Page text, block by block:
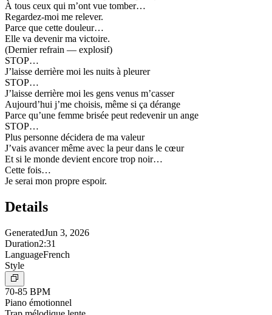
À tous ceux qui m’ont vue tomber…
Regardez-moi me relever.
Parce que cette douleur…
Elle va devenir ma victoire.
(Dernier refrain — explosif)
STOP…
J’laisse derrière moi les nuits à pleurer
STOP…
J’laisse derrière moi les gens venus m’casser
Aujourd’hui j’me choisis, même si ça dérange
Parce qu’une femme brisée peut redevenir un ange
STOP…
Plus personne décidera de ma valeur
J’vais avancer même avec la peur dans le cœur
Et si le monde devient encore trop noir…
Cette fois…
Je serai mon propre espoir.
Details
GeneratedJun 3, 2026
Duration2:31
LanguageFrench
Style
70-85 BPM
Piano émotionnel